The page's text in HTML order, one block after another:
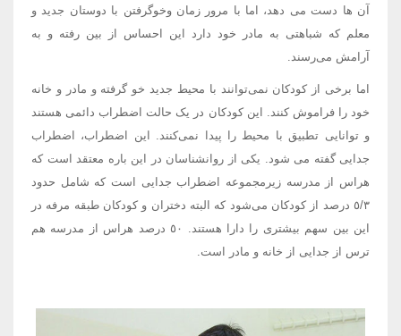
آن ها دست می دهد، اما با مرور زمان وخوگرفتن با دوستان جدید و
معلم که شباهتی به مادر خود دارد این احساس از بین رفته و به
آرامش می‌رسند.
اما برخی از کودکان نمی‌توانند با محیط جدید خو گرفته و مادر و خانه
خود را فراموش کنند. این کودکان در یک حالت اضطراب دائمی هستند
و توانایی تطبیق با محیط را پیدا نمی‌کنند. این اضطراب، اضطراب
جدایی گفته می شود. یکی از روانشناسان در این باره معتقد است که
هراس از مدرسه زیرمجموعه اضطراب جدایی است که شامل حدود
٥/٣ درصد از کودکان می‌شود که البته دختران و کودکان طبقه مرفه در
این بین سهم بیشتری را دارا هستند. ٥٠ درصد هراس از مدرسه هم
ترس از جدایی از خانه و مادر است.